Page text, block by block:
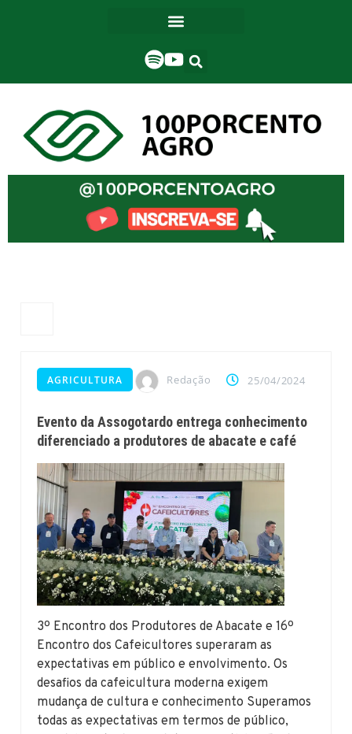
AGRICULTURA Redação 25/04/2024
Evento da Assogotardo entrega conhecimento
diferenciado a produtores de abacate e café
3º Encontro dos Produtores de Abacate e 16º
Encontro dos Cafeicultores superaram as
expectativas em público e envolvimento. Os
desafios da cafeicultura moderna exigem
mudança de cultura e conhecimento Superamos
todas as expectativas em termos de público,